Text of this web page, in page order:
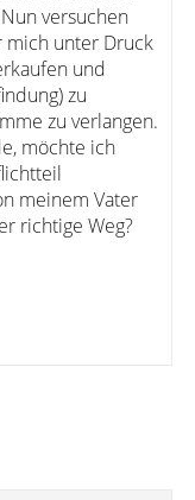
versuchen
unter Druck
und
zu
zu verlangen.
möchte ich
meinem Vater
richtige Weg?